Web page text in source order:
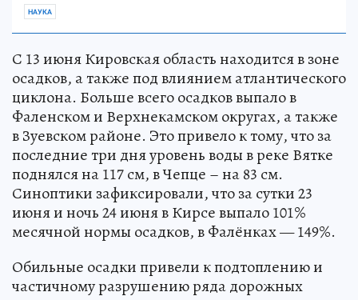
НАУКА
С 13 июня Кировская область находится в зоне
осадков, а также под влиянием атлантического
циклона. Больше всего осадков выпало в
Фаленском и Верхнекамском округах, а также
в Зуевском районе. Это привело к тому, что за
последние три дня уровень воды в реке Вятке
поднялся на 117 см, в Чепце – на 83 см.
Синоптики зафиксировали, что за сутки 23
июня и ночь 24 июня в Кирсе выпало 101%
месячной нормы осадков, в Фалёнках — 149%.
Обильные осадки привели к подтоплению и
частичному разрушению ряда дорожных